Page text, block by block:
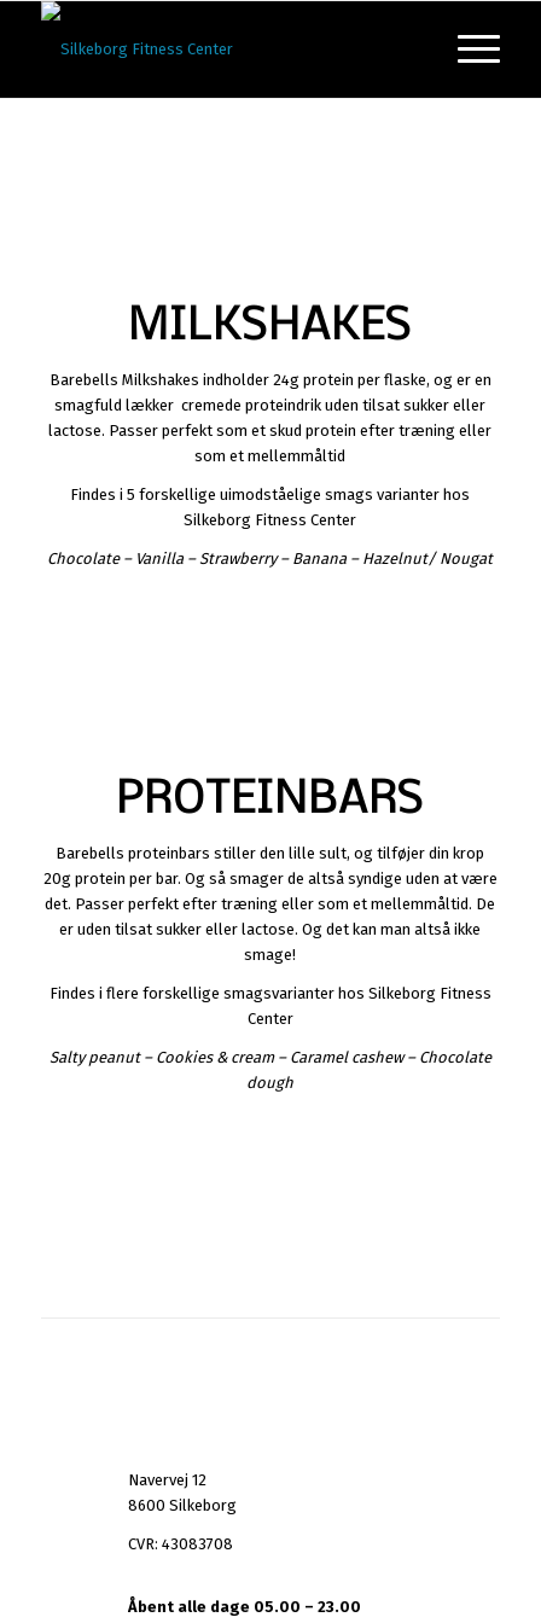
MILKSHAKES
Barebells Milkshakes indholder 24g protein per flaske, og er en
smagfuld lækker cremede proteindrik uden tilsat sukker eller
lactose. Passer perfekt som et skud protein efter træning eller
som et mellemmåltid
Findes i 5 forskellige uimodståelige smags varianter hos
Silkeborg Fitness Center
Chocolate – Vanilla – Strawberry – Banana – Hazelnut/ Nougat
PROTEINBARS
Barebells proteinbars stiller den lille sult, og tilføjer din krop
20g protein per bar. Og så smager de altså syndige uden at være
det. Passer perfekt efter træning eller som et mellemmåltid. De
er uden tilsat sukker eller lactose. Og det kan man altså ikke
smage!
Findes i flere forskellige smagsvarianter hos Silkeborg Fitness
Center
Salty peanut – Cookies & cream – Caramel cashew – Chocolate
dough
Navervej 12
8600 Silkeborg
CVR: 43083708
Åbent alle dage 05.00 – 23.00